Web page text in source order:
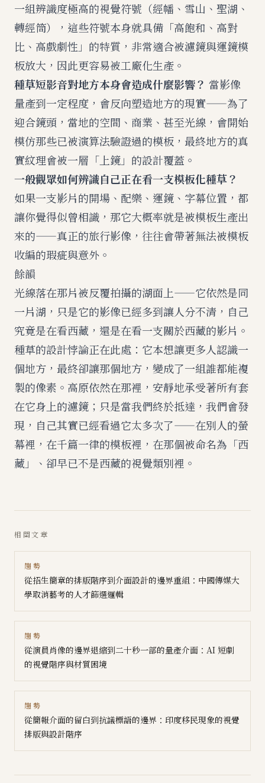
一組辨識度極高的視覺符號（經幡、雪山、聖湖、
轉經筒），這些符號本身就具備「高飽和、高對
比、高戲劇性」的特質，非常適合被濾鏡與運鏡模
板放大，因此更容易被工廠化生產。
種草短影音對地方本身會造成什麼影響？ 當影像
量產到一定程度，會反向塑造地方的現實——為了
迎合鏡頭，當地的空間、商業、甚至光線，會開始
模仿那些已被演算法驗證過的模板，最終地方的真
實紋理會被一層「上鏡」的設計覆蓋。
一般觀眾如何辨識自己正在看一支模板化種草？
如果一支影片的開場、配樂、運鏡、字幕位置，都
讓你覺得似曾相識，那它大概率就是被模板生產出
來的——真正的旅行影像，往往會帶著無法被模板
收編的瑕疵與意外。
餘韻
光線落在那片被反覆拍攝的湖面上——它依然是同
一片湖，只是它的影像已經多到讓人分不清，自己
究竟是在看西藏，還是在看一支關於西藏的影片。
種草的設計悖論正在此處：它本想讓更多人認識一
個地方，最終卻讓那個地方，變成了一組誰都能複
製的像素。高原依然在那裡，安靜地承受著所有套
在它身上的濾鏡；只是當我們終於抵達，我們會發
現，自己其實已經看過它太多次了——在別人的螢
幕裡，在千篇一律的模板裡，在那個被命名為「西
藏」、卻早已不是西藏的視覺類別裡。
相關文章
趨勢
從招生簡章的排版階序到介面設計的邊界重組：中國傳媒大
學取消藝考的人才篩選邏輯
趨勢
從演員肖像的邊界退縮到二十秒一部的量產介面：AI 短劇
的視覺階序與材質困境
趨勢
從簡報介面的留白到抗議標語的邊界：印度移民現象的視覺
排版與設計階序